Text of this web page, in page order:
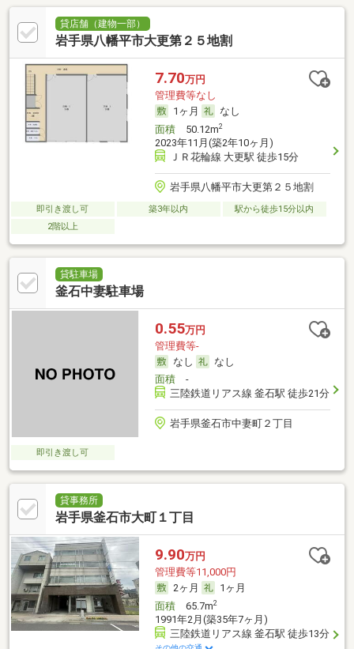
貸店舗（建物一部）
岩手県八幡平市大更第２５地割
7.70万円
管理費等なし
1ヶ月
なし
面積50.12m2
2023年11月(築2年10ヶ月)
ＪＲ花輪線 大更駅 徒歩15分
岩手県八幡平市大更第２５地割
即引き渡し可 築3年以内
駅から徒歩15分以内
2階以上
貸駐車場
釜石中妻駐車場
0.55万円
管理費等-
なし
なし
面積-
三陸鉄道リアス線 釜石駅 徒歩21分
岩手県釜石市中妻町２丁目
即引き渡し可
貸事務所
岩手県釜石市大町１丁目
9.90万円
管理費等11,000円
2ヶ月
1ヶ月
面積65.7m2
1991年2月(築35年7ヶ月)
三陸鉄道リアス線 釜石駅 徒歩13分